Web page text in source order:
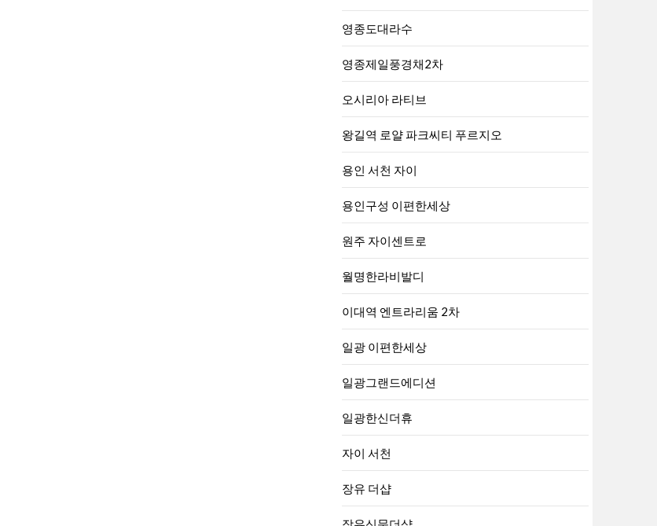
영종도대라수
영종제일풍경채2차
오시리아 라티브
왕길역 로얄 파크씨티 푸르지오
용인 서천 자이
용인구성 이편한세상
원주 자이센트로
월명한라비발디
이대역 엔트라리움 2차
일광 이편한세상
일광그랜드에디션
일광한신더휴
자이 서천
장유 더샵